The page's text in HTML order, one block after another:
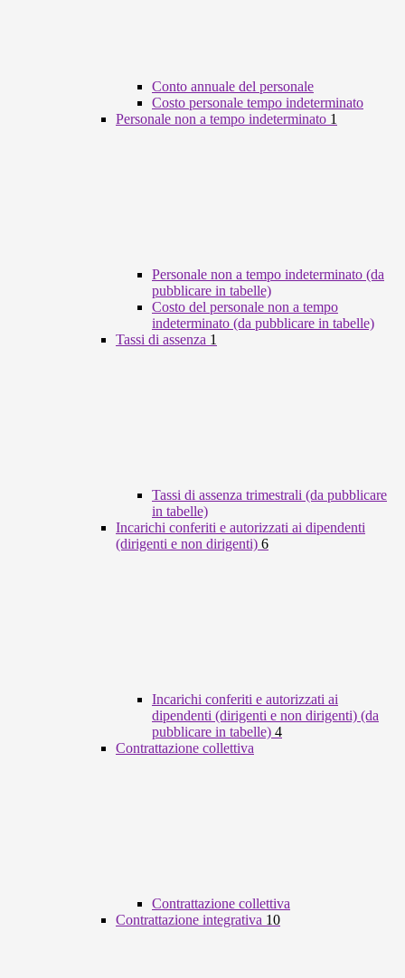
Conto annuale del personale
Costo personale tempo indeterminato
Personale non a tempo indeterminato 1
Personale non a tempo indeterminato (da
pubblicare in tabelle)
Costo del personale non a tempo
indeterminato (da pubblicare in tabelle)
Tassi di assenza 1
Tassi di assenza trimestrali (da pubblicare
in tabelle)
Incarichi conferiti e autorizzati ai dipendenti
(dirigenti e non dirigenti) 6
Incarichi conferiti e autorizzati ai
dipendenti (dirigenti e non dirigenti) (da
pubblicare in tabelle) 4
Contrattazione collettiva
Contrattazione collettiva
Contrattazione integrativa 10